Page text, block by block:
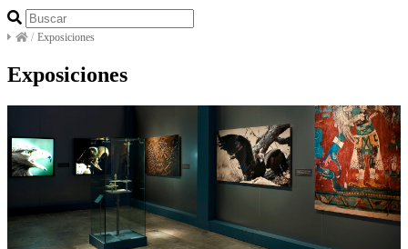
/ Exposiciones
Exposiciones